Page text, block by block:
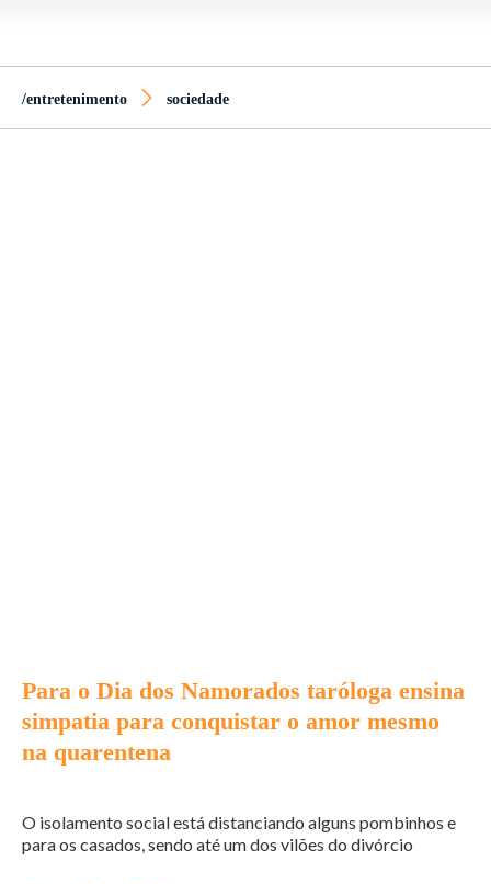
/entretenimento sociedade
Para o Dia dos Namorados taróloga ensina
simpatia para conquistar o amor mesmo
na quarentena
O isolamento social está distanciando alguns pombinhos e
para os casados, sendo até um dos vilões do divórcio